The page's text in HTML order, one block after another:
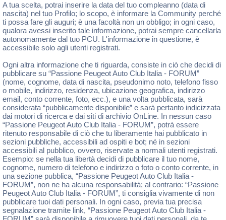
A tua scelta, potrai inserire la data del tuo compleanno (data di
nascita) nel tuo Profilo; lo scopo, è informare la Community perché
ti possa fare gli auguri; è una facoltà non un obbligo; in ogni caso,
qualora avessi inserito tale informazione, potrai sempre cancellarla
autonomamente dal tuo PCU. L'informazione in questione, è
accessibile solo agli utenti registrati.
Ogni altra informazione che ti riguarda, consiste in ciò che decidi di
pubblicare su “Passione Peugeot Auto Club Italia - FORUM”
(nome, cognome, data di nascita, pseudonimo noto, telefono fisso
o mobile, indirizzo, residenza, ubicazione geografica, indirizzo
email, conto corrente, foto, ecc.), e una volta pubblicata, sarà
considerata “pubblicamente disponibile” e sarà pertanto indicizzata
dai motori di ricerca e dai siti di archivio OnLine. In nessun caso
“Passione Peugeot Auto Club Italia - FORUM”, potrà essere
ritenuto responsabile di ciò che tu liberamente hai pubblicato in
sezioni pubbliche, accessibili ad ospiti e bot; né in sezioni
accessibili al pubblico, ovvero, riservate a normali utenti registrati.
Esempio: se nella tua libertà decidi di pubblicare il tuo nome,
cognome, numero di telefono e indirizzo o foto o conto corrente, in
una sezione pubblica, “Passione Peugeot Auto Club Italia -
FORUM”, non ne ha alcuna responsabilità; al contrario: “Passione
Peugeot Auto Club Italia - FORUM”, ti consiglia vivamente di non
pubblicare tuoi dati personali. In ogni caso, previa tua precisa
segnalazione tramite link, “Passione Peugeot Auto Club Italia -